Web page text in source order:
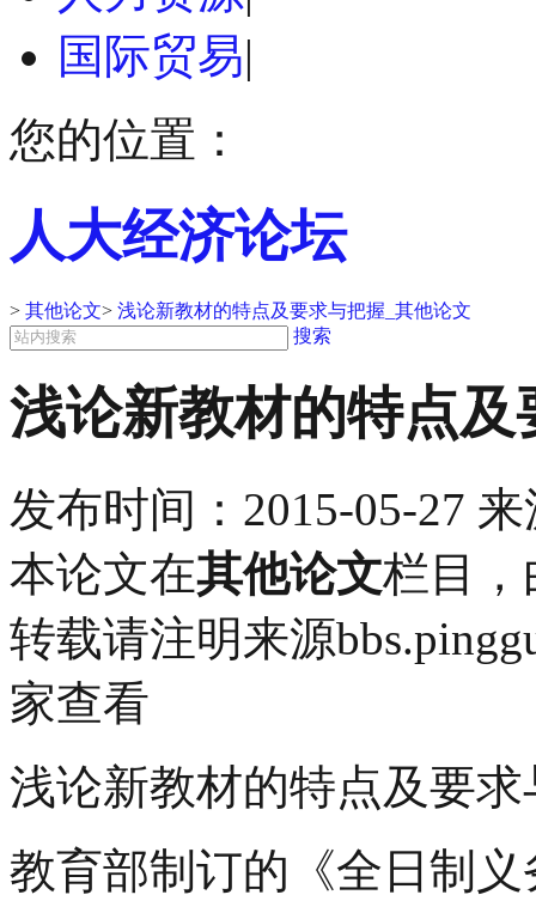
国际贸易|
您的位置：
人大经济论坛
> 其他论文> 浅论新教材的特点及要求与把握_其他论文
搜索
浅论新教材的特点
发布时间： 2015-05-27 来
本论文在其他论文栏目，
转载请注明来源
家查看
浅论新教材的特点及要求
教育部制订的《全日制